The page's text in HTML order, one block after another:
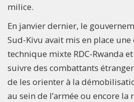
milice.
En janvier dernier, le
Sud-Kivu avait mis en place
technique mixte RDC-Rwanda
suivre des combattants
de les orienter à la
au sein de l’armée ou encore la